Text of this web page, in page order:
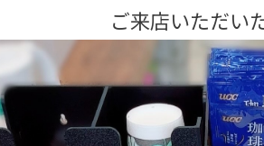
ご来店いただい